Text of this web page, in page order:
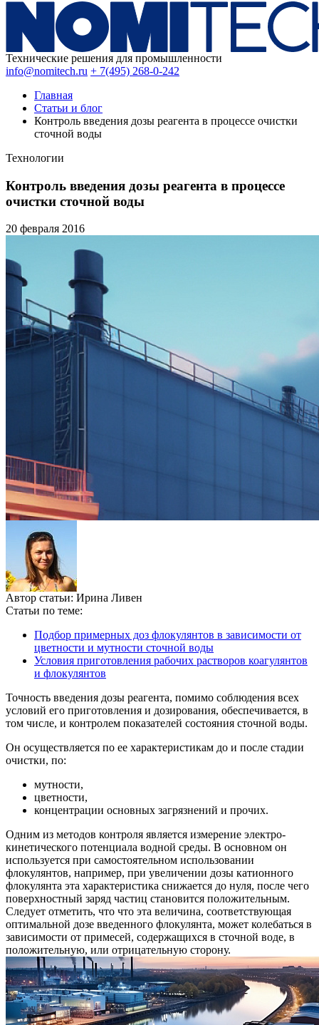
Технические решения для промышленности
info@nomitech.ru + 7(495) 268-0-242
Главная
Статьи и блог
Контроль введения дозы реагента в процессе очистки
сточной воды
Технологии
Контроль введения дозы реагента в процессе
очистки сточной воды
20 февраля 2016
Автор статьи: Ирина Ливен
Статьи по теме:
Подбор примерных доз флокулянтов в зависимости от
цветности и мутности сточной воды
Условия приготовления рабочих растворов коагулянтов
и флокулянтов
Точность введения дозы реагента, помимо соблюдения всех
условий его приготовления и дозирования, обеспечивается, в
том числе, и контролем показателей состояния сточной воды.
Он осуществляется по ее характеристикам до и после стадии
очистки, по:
мутности,
цветности,
концентрации основных загрязнений и прочих.
Одним из методов контроля является измерение электро-
кинетического потенциала водной среды. В основном он
используется при самостоятельном использовании
флокулянтов, например, при увеличении дозы катионного
флокулянта эта характеристика снижается до нуля, после чего
поверхностный заряд частиц становится положительным.
Следует отметить, что что эта величина, соответствующая
оптимальной дозе введенного флокулянта, может колебаться в
зависимости от примесей, содержащихся в сточной воде, в
положительную, или отрицательную сторону.